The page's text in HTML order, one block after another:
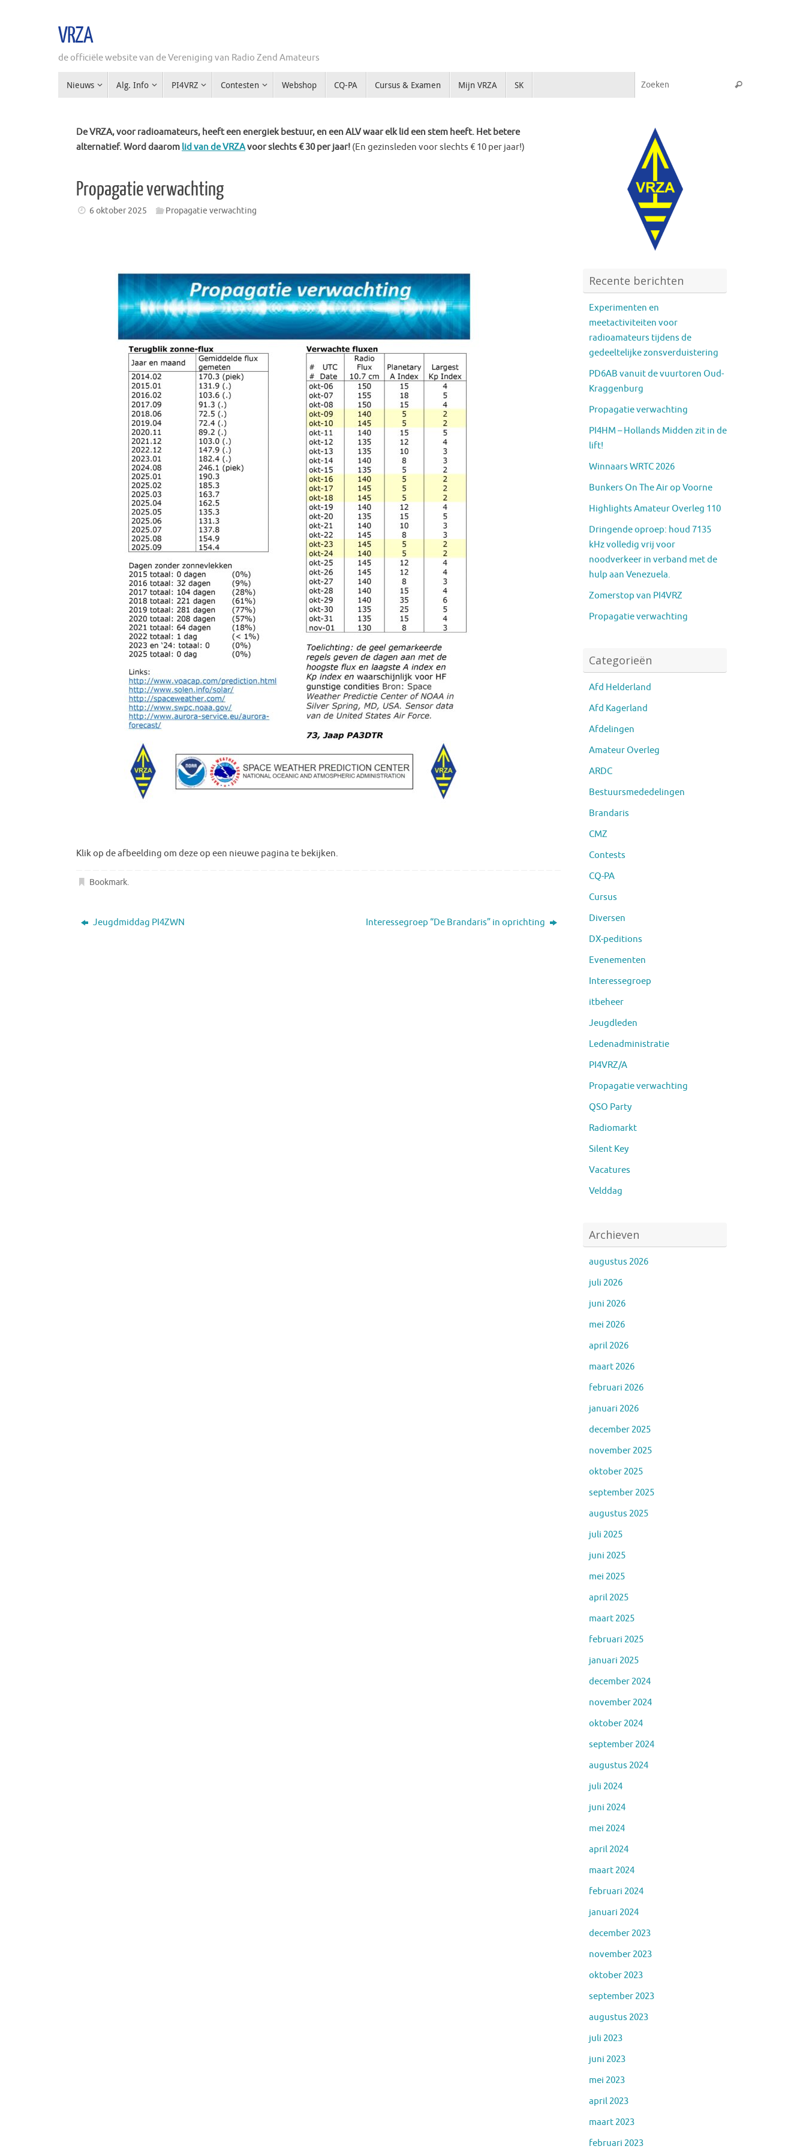
VRZA
de officiële website van de Vereniging van Radio Zend Amateurs
naarNieuws Alg. Info PI4VRZ Contesten Webshop CQ-PA Cursus & Examen Mijn VRZA SK Zoeken
De VRZA, voor radioamateurs, heeft een energiek bestuur, en een ALV waar elk lid een stem heeft. Het betere
alternatief. Word daarom lid van de VRZAvoor slechts € 30 per jaar! (En gezinsleden voor slechts € 10 per jaar!)
Propagatie verwachting
6 oktober 2025 Propagatie verwachting
Klik op de afbeelding om deze op een nieuwe pagina te bekijken.
Bookmark.
Jeugdmiddag PI4ZWN Interessegroep “De Brandaris” in oprichting
Recente berichten
Experimenten en
meetactiviteiten voor
radioamateurs tijdens de
gedeeltelijke zonsverduistering
PD6AB vanuit de vuurtoren Oud-
Kraggenburg
Propagatie verwachting
PI4HM – Hollands Midden zit in de
lift!
Winnaars WRTC 2026
Bunkers On The Air op Voorne
Highlights Amateur Overleg 110
Dringende oproep: houd 7135
kHz volledig vrij voor
noodverkeer in verband met de
hulp aan Venezuela.
Zomerstop van PI4VRZ
Propagatie verwachting
Categorieën
Afd Helderland
Afd Kagerland
Afdelingen
Amateur Overleg
ARDC
Bestuursmededelingen
Brandaris
CMZ
Contests
CQ-PA
Cursus
Diversen
DX-peditions
Evenementen
Interessegroep
itbeheer
Jeugdleden
Ledenadministratie
PI4VRZ/A
Propagatie verwachting
QSO Party
Radiomarkt
Silent Key
Vacatures
Velddag
Archieven
augustus 2026
juli 2026
juni 2026
mei 2026
april 2026
maart 2026
februari 2026
januari 2026
december 2025
november 2025
oktober 2025
september 2025
augustus 2025
juli 2025
juni 2025
mei 2025
april 2025
maart 2025
februari 2025
januari 2025
december 2024
november 2024
oktober 2024
september 2024
augustus 2024
juli 2024
juni 2024
mei 2024
april 2024
maart 2024
februari 2024
januari 2024
december 2023
november 2023
oktober 2023
september 2023
augustus 2023
juli 2023
juni 2023
mei 2023
april 2023
maart 2023
februari 2023